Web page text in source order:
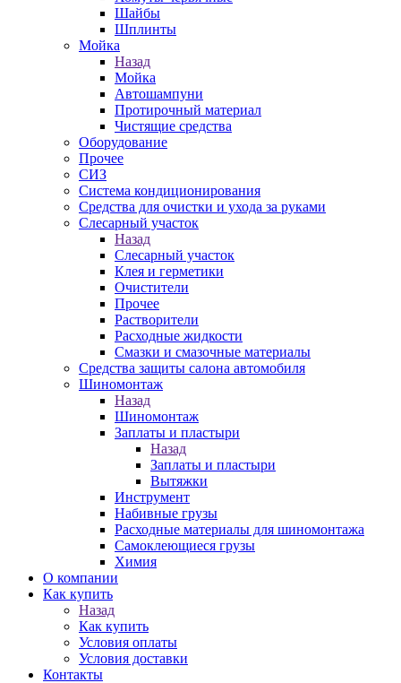
Шайбы
Шплинты
Мойка
Назад
Мойка
Автошампуни
Протирочный материал
Чистящие средства
Оборудование
Прочее
СИЗ
Система кондиционирования
Средства для очистки и ухода за руками
Слесарный участок
Назад
Слесарный участок
Клея и герметики
Очистители
Прочее
Растворители
Расходные жидкости
Смазки и смазочные материалы
Средства защиты салона автомобиля
Шиномонтаж
Назад
Шиномонтаж
Заплаты и пластыри
Назад
Заплаты и пластыри
Вытяжки
Инструмент
Набивные грузы
Расходные материалы для шиномонтажа
Самоклеющиеся грузы
Химия
О компании
Как купить
Назад
Как купить
Условия оплаты
Условия доставки
Контакты